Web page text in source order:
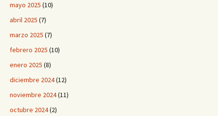
mayo 2025 (10)
abril 2025 (7)
marzo 2025 (7)
febrero 2025 (10)
enero 2025 (8)
diciembre 2024(12)
noviembre 2024(11)
octubre 2024(2)